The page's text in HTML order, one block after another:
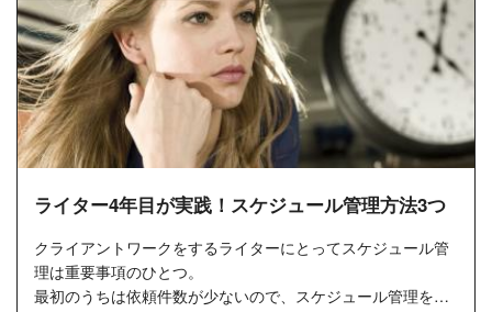
ライター4年目が実践！スケジュール管理方法3つ
クライアントワークをするライターにとってスケジュール管
理は重要事項のひとつ。
最初のうちは依頼件数が少ないので、スケジュール管理をし